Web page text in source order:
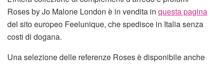
Roses by Jo Malone London è in vendita in questa pagina
del sito europeo Feelunique, che spedisce in Italia senza
costi di dogana.
Una selezione delle referenze Roses è disponibile anche